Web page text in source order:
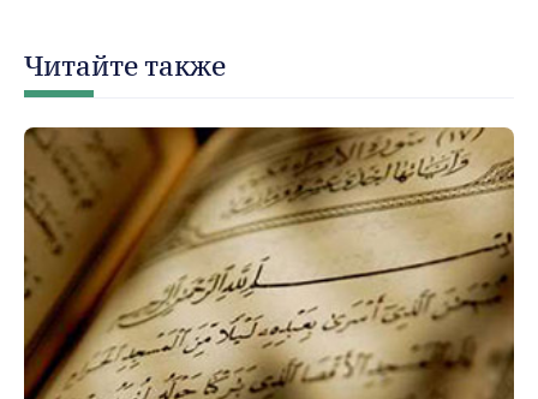
Читайте также